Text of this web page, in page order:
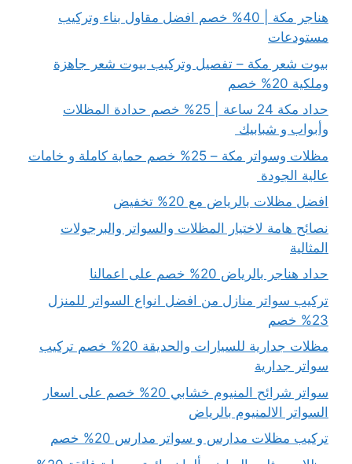
هناجر مكة | 40% خصم افضل مقاول بناء وتركيب
مستودعات
بيوت شعر مكة – تفصيل وتركيب بيوت شعر جاهزة
وملكية 20% خصم
حداد مكة 24 ساعة | 25% خصم حدادة المظلات
وأبواب و شبابيك
مظلات وسواتر مكة – 25% خصم حماية كاملة و خامات
عالية الجودة
افضل مظلات بالرياض مع 20% تخفيض
نصائح هامة لاختيار المظلات والسواتر والبرجولات
المثالية
حداد هناجر بالرياض 20% خصم على اعمالنا
تركيب سواتر منازل من افضل انواع السواتر للمنزل
23% خصم
مظلات جدارية للسيارات والحديقة 20% خصم تركيب
سواتر جدارية
سواتر شرائح المنيوم خشابي 20% خصم على اسعار
السواتر الالمنيوم بالرياض
تركيب مظلات مدارس و سواتر مدارس 20% خصم